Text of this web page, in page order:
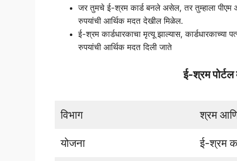
जर तुमचे ई-श्रम कार्ड बनले असेल, तर तुम्हाला पीएम
रुपयांची आर्थिक मदत देखील मिळेल.
ई-श्रम कार्डधारकाचा मृत्यू झाल्यास, कार्डधारकाच्या
रुपयांची आर्थिक मदत दिली जाते
ई-श्रम पोर्टल
विभाग श्रम आणि
योजना ई-श्रम